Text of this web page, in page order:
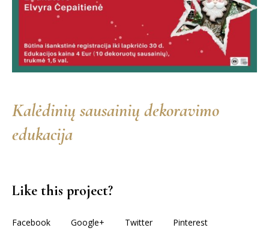
Kalėdinių sausainių dekoravimo
edukacija
Like this project?
Facebook Google+ Twitter Pinterest